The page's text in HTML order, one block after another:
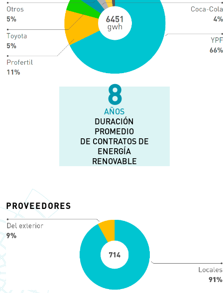
13
AÑOS
DURACIÓN
PROMEDIO
DE CONTRATOS DE
ENERGÍA
RENOVABLE
PROVEEDORES